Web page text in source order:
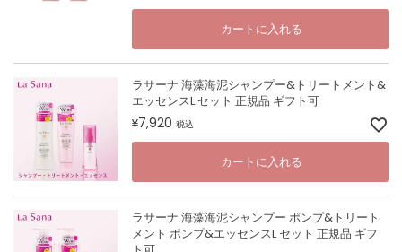
カートに入れる
ラサーナ 海藻海泥シャンプー&トリートメント&
エッセンスL セット 正規品 ギフト可
¥7,920 税込
カートに入れる
ラサーナ 海藻海泥シャンプー ポンプ&トリート
メント ポンプ&エッセンスL セット 正規品 ギフ